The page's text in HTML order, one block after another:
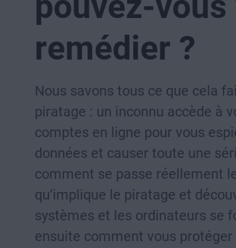
remédier ?
Nous savons tous ce que cela
piratage : un inconnu accède à
comptes en ligne pour vous
données et causer toute une
comment se passe réellement
qu’implique le piratage et
systèmes et les ordinateurs se
ensuite comment vous